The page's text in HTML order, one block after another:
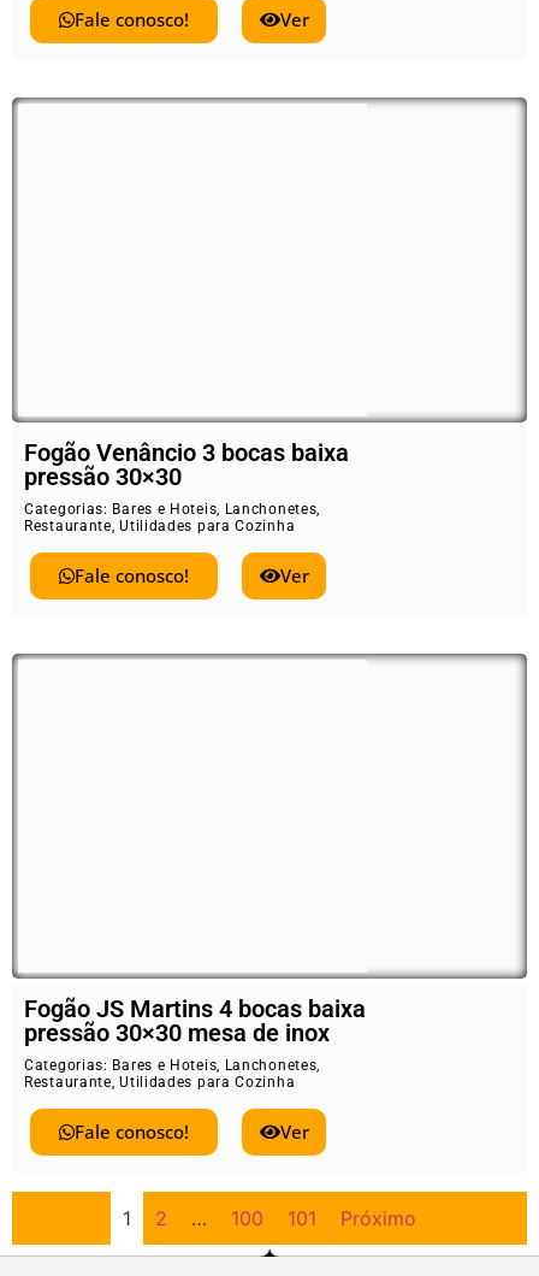
Fale conosco! Ver
Fogão Venâncio 3 bocas baixa
pressão 30×30
Categorias: Bares e Hoteis, Lanchonetes,
Restaurante,Utilidades para Cozinha
Fale conosco! Ver
Fogão JS Martins 4 bocas baixa
pressão 30×30 mesa de inox
Categorias: Bares e Hoteis, Lanchonetes,
Restaurante,Utilidades para Cozinha
Fale conosco! Ver
1 2 … 100 101 Próximo